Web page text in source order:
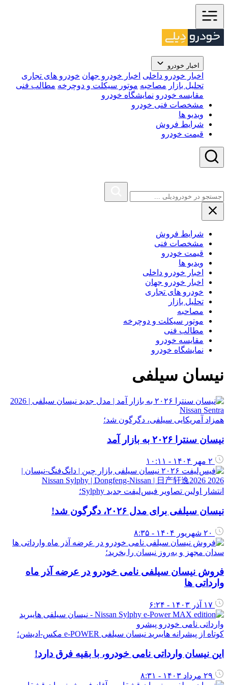
اخبار خودرو
اخبار خودرو داخلی اخبار خودرو جهان خودرو های تجاری
تحلیل بازار مصاحبه موتور سیکلت و دوچرخه مطالب فنی
مقایسه خودرو نمایشگاه خودرو
مشخصات فنی خودرو
ویدیو ها
شرایط فروش
قیمت خودرو
شرایط فروش
مشخصات فنی
قیمت خودرو
ویدیو ها
اخبار خودرو داخلی
اخبار خودرو جهان
خودرو های تجاری
تحلیل بازار
مصاحبه
موتور سیکلت و دوچرخه
مطالب فنی
مقایسه خودرو
نمایشگاه خودرو
نیسان سیلفی
همزاد آمریکایی سیلفی، دگرگون شد؛
نیسان سنترا ۲۰۲۶ به بازار آمد
انتشار اولین تصاویر فیس‌لیفت جدید Sylphy؛
نیسان سیلفی برای مدل ۲۰۲۶، دگرگون شد!
سدان مجهز و به‌روز نیسان را بخرید؛
فروش نیسان سیلفی نامی خودرو در عرضه آذر ماه
وارداتی ها
کوتاه از پیشرانه هایبرید نیسان سیلفی e-POWER مکس-ادیشن؛
این نیسان وارداتی نامی خودرو، با بقیه فرق دارد!